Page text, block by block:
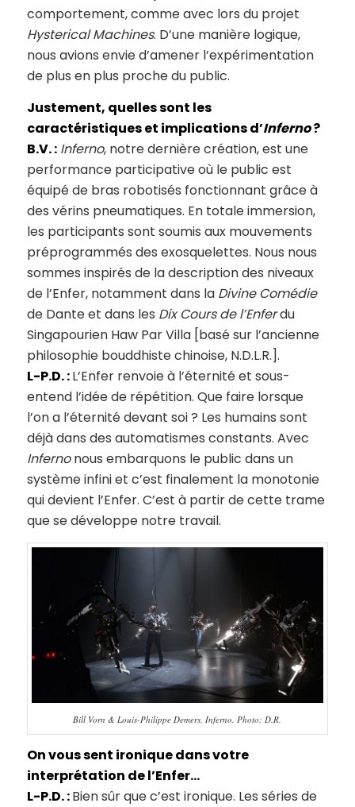
comportement, comme avec lors du projet
Hysterical Machines. D’une manière logique,
nous avions envie d’amener l’expérimentation
de plus en plus proche du public.
Justement, quelles sont les
caractéristiques et implications d’Inferno?
B.V. : Inferno, notre dernière création, est une
performance participative où le public est
équipé de bras robotisés fonctionnant grâce à
des vérins pneumatiques. En totale immersion,
les participants sont soumis aux mouvements
préprogrammés des exosquelettes. Nous nous
sommes inspirés de la description des niveaux
de l’Enfer, notamment dans la Divine Comédie
de Dante et dans les Dix Cours de l’Enferdu
Singapourien Haw Par Villa [basé sur l’ancienne
philosophie bouddhiste chinoise, N.D.L.R.].
L-P.D. :L’Enfer renvoie à l’éternité et sous-
entend l’idée de répétition. Que faire lorsque
l’on a l’éternité devant soi ? Les humains sont
déjà dans des automatismes constants. Avec
Infernonous embarquons le public dans un
système infini et c’est finalement la monotonie
qui devient l’Enfer. C’est à partir de cette trame
que se développe notre travail.
Bill Vorn & Louis-Philippe Demers, Inferno. Photo: D.R.
On vous sent ironique dans votre
interprétation de l’Enfer…
L-P.D. :Bien sûr que c’est ironique. Les séries de